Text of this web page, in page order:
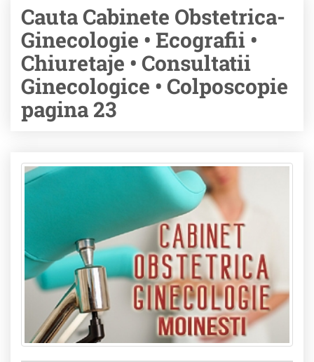
Cauta Cabinete Obstetrica-
Ginecologie • Ecografii •
Chiuretaje • Consultatii
Ginecologice • Colposcopie
pagina 23